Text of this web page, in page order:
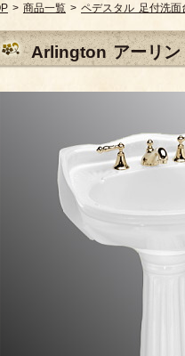
> 商品一覧 > ペデスタル 足付洗面
Arlington アーリン